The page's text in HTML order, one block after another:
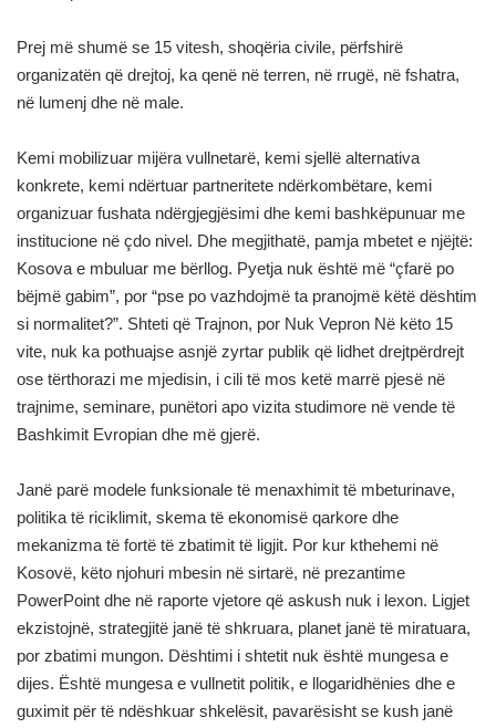
Prej më shumë se 15 vitesh, shoqëria civile, përfshirë
organizatën që drejtoj, ka qenë në terren, në rrugë, në fshatra,
në lumenj dhe në male.
Kemi mobilizuar mijëra vullnetarë, kemi sjellë alternativa
konkrete, kemi ndërtuar partneritete ndërkombëtare, kemi
organizuar fushata ndërgjegjësimi dhe kemi bashkëpunuar me
institucione në çdo nivel. Dhe megjithatë, pamja mbetet e njëjtë:
Kosova e mbuluar me bërllog. Pyetja nuk është më “çfarë po
bëjmë gabim”, por “pse po vazhdojmë ta pranojmë këtë dështim
si normalitet?”. Shteti që Trajnon, por Nuk Vepron Në këto 15
vite, nuk ka pothuajse asnjë zyrtar publik që lidhet drejtpërdrejt
ose tërthorazi me mjedisin, i cili të mos ketë marrë pjesë në
trajnime, seminare, punëtori apo vizita studimore në vende të
Bashkimit Evropian dhe më gjerë.
Janë parë modele funksionale të menaxhimit të mbeturinave,
politika të riciklimit, skema të ekonomisë qarkore dhe
mekanizma të fortë të zbatimit të ligjit. Por kur kthehemi në
Kosovë, këto njohuri mbesin në sirtarë, në prezantime
PowerPoint dhe në raporte vjetore që askush nuk i lexon. Ligjet
ekzistojnë, strategjitë janë të shkruara, planet janë të miratuara,
por zbatimi mungon. Dështimi i shtetit nuk është mungesa e
dijes. Është mungesa e vullnetit politik, e llogaridhënies dhe e
guximit për të ndëshkuar shkelësit, pavarësisht se kush janë